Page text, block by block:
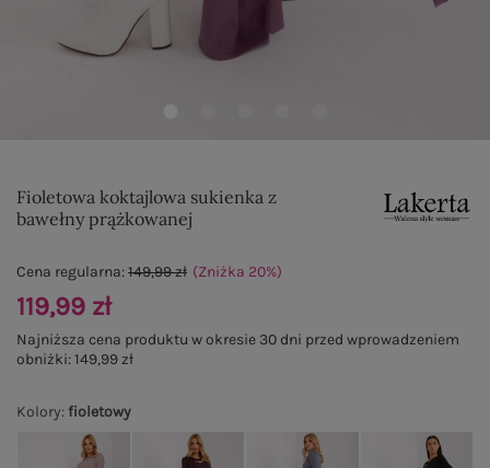
Fioletowa koktajlowa sukienka z
bawełny prążkowanej
Kolory:fioletowy
Cena regularna:149,99 zł (Zniżka 20%)
119,99 zł
Najniższa cena produktu w okresie 30 dni przed wprowadzeniem
obniżki:149,99 zł